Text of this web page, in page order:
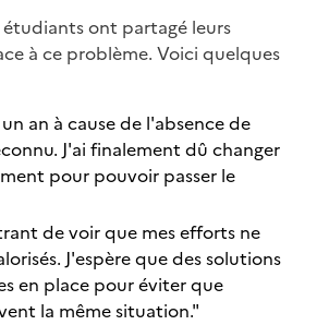
ont partagé leurs
à ce problème. Voici quelques
an à cause de l'absence de
J'ai finalement dû changer
pour pouvoir passer le
de voir que mes efforts ne
J'espère que des solutions
en place pour éviter que
la même situation."